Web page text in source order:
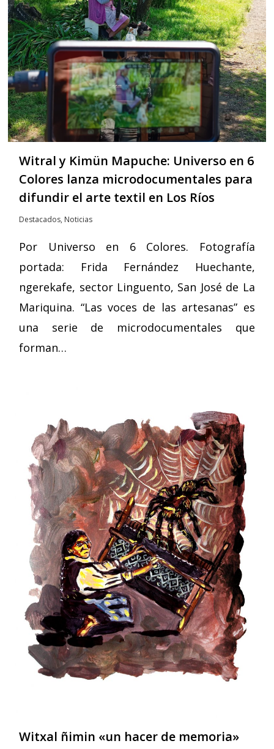
Witral y Kimün Mapuche: Universo en 6
Colores lanza microdocumentales para
difundir el arte textil en Los Ríos
Destacados, Noticias
Por Universo en 6 Colores. Fotografía
portada: Frida Fernández Huechante,
ngerekafe, sector Linguento, San José de La
Mariquina. “Las voces de las artesanas” es
una serie de microdocumentales que
forman…
Witxal ñimin «un hacer de memoria»